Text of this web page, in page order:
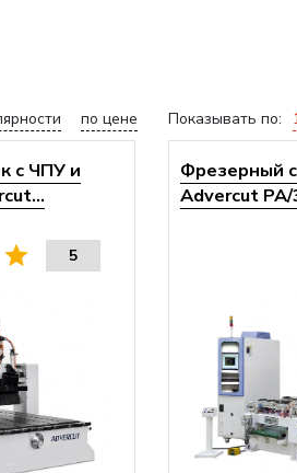
по цене Показывать по:
с ЧПУ и
5
Фрезерный
Advercut PA/